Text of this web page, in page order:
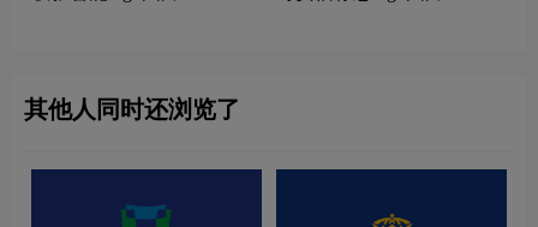
其他人同时还浏览了